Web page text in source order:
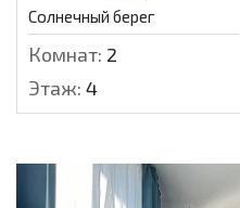
Солнечный берег
Комнат: 2
Этаж: 4